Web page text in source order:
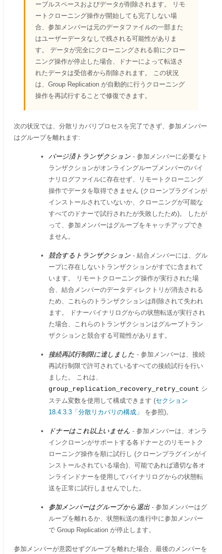
ーブルスペースおよびデータが削除されます。 リモ
ートクローニング操作が開始しても完了しない場
合、参加メンバーは元のデータファイルの一部また
はユーザーデータなしで残される可能性がありま
す。 データが完全にクローニングされる前にクロー
ニング操作が停止した場合、ドナーによって転送さ
れたデータは受信者から削除されます。 この状況
は、Group Replication が自動的に行うクローニング
操作を再試行することで修復できます。
次の状況では、分散リカバリプロセスを完了できず、参加メンバー
はグループを離れます:
パージ済トランザクション - 参加メンバーに必要なト
ランザクションがオンライングループメンバーのバイ
ナリログファイルに存在せず、リモートクローニング
操作でデータを取得できません (クローンプラグインが
インストールされていないか、クローニングが可能な
すべてのドナーで試行されたが失敗したため)。 したが
って、参加メンバーはグループをキャッチアップでき
ません。
競合するトランザクション - 結合メンバーには、グル
ープに存在しないトランザクションがすでに含まれて
います。 リモートクローニング操作が実行された場
合、結合メンバーのデータディレクトリが消去される
ため、これらのトランザクションは削除されて失われ
ます。 ドナーバイナリログからの状態転送が実行され
た場合、これらのトランザクションはグループトラン
ザクションと競合する可能性があります。
接続再試行制限に達しました - 参加メンバーは、接続
再試行制限で許可されているすべての接続試行を行い
ました。 これは、
group_replication_recovery_retry_count シ
ステム変数を使用して構成できます (セクション
18.4.3.3「分散リカバリの構成」
を参照)。
ドナーはこれ以上いません - 参加メンバーは、オンラ
インクローンがサポートする各ドナーとのリモートク
ローニング操作を順に試行し (クローンプラグインがイ
ンストールされている場合)、可能であれば適切な各オ
ンラインドナーを使用してバイナリログからの状態転
送を正常に試行しませんでした。
参加メンバーはグループから退出 - 参加メンバーはグ
ループを離れるか、状態転送の進行中に参加メンバー
で Group Replication が停止します。
参加メンバーが意図せずグループを離れた場合、最後のメンバーを